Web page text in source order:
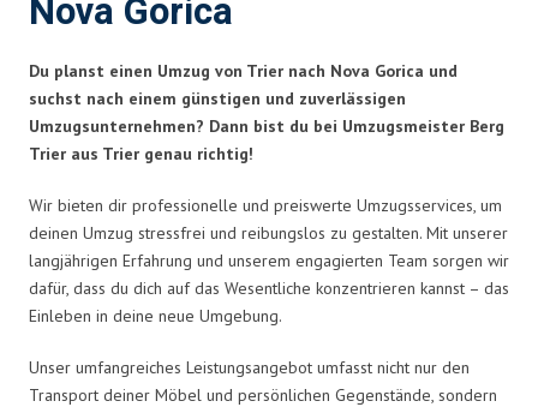
Nova Gorica
Du planst einen Umzug von Trier nach Nova Gorica und
suchst nach einem günstigen und zuverlässigen
Umzugsunternehmen? Dann bist du bei Umzugsmeister Berg
Trier aus Trier genau richtig!
Wir bieten dir professionelle und preiswerte Umzugsservices, um
deinen Umzug stressfrei und reibungslos zu gestalten. Mit unserer
langjährigen Erfahrung und unserem engagierten Team sorgen wir
dafür, dass du dich auf das Wesentliche konzentrieren kannst – das
Einleben in deine neue Umgebung.
Unser umfangreiches Leistungsangebot umfasst nicht nur den
Transport deiner Möbel und persönlichen Gegenstände, sondern